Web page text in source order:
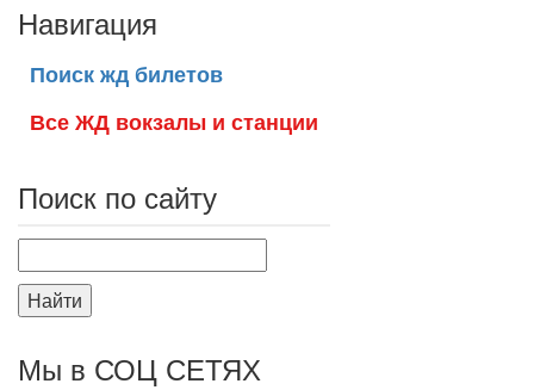
Навигация
Поиск жд билетов
Все ЖД вокзалы и станции
Поиск по сайту
Найти
Мы в СОЦ СЕТЯХ